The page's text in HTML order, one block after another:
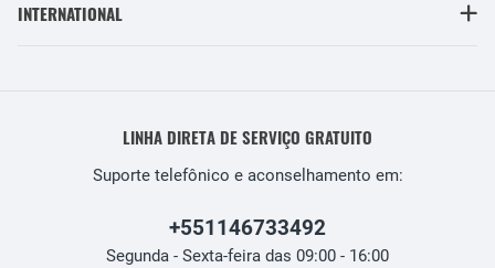
INTERNATIONAL
LINHA DIRETA DE SERVIÇO GRATUITO
Suporte telefônico e aconselhamento em:
+551146733492
Segunda - Sexta-feira das 09:00 - 16:00